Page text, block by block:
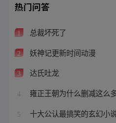
热门问答
1 总裁坏死了
2 妖神记更新时间动漫
3 达氏吐龙
4 雍正王朝为什么删减这么
5 十大公认最搞笑的玄幻小